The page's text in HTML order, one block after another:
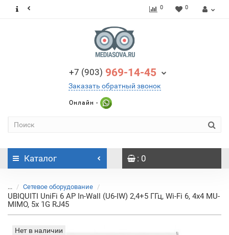
0 0
+7 (903) 969-14-45
Заказать обратный звонок
Онлайн -
Каталог : 0
... Сетевое оборудование
UBIQUITI UniFi 6 AP In-Wall (U6-IW) 2,4+5 ГГц, Wi-Fi 6, 4х4 MU-
MIMO, 5х 1G RJ45
Нет в наличии